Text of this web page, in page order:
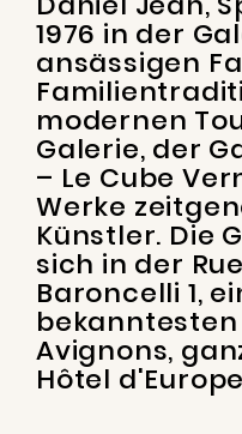
1976 in der
ansässigen
modernen
Galerie, der
– Le Cube
Werke
Künstler. Die
sich in der
Baroncelli 1,
Avignons,
Hôtel